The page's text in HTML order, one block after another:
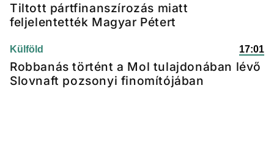
Tiltott pártfinanszírozás miatt
feljelentették Magyar Pétert
Külföld 17:01
Robbanás történt a Mol tulajdonában lévő
Slovnaft pozsonyi finomítójában